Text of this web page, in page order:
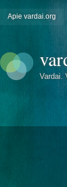
Apie vardai.org
Vardai.